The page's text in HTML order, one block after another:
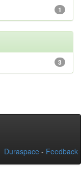
1
3
Duraspace - Feedback